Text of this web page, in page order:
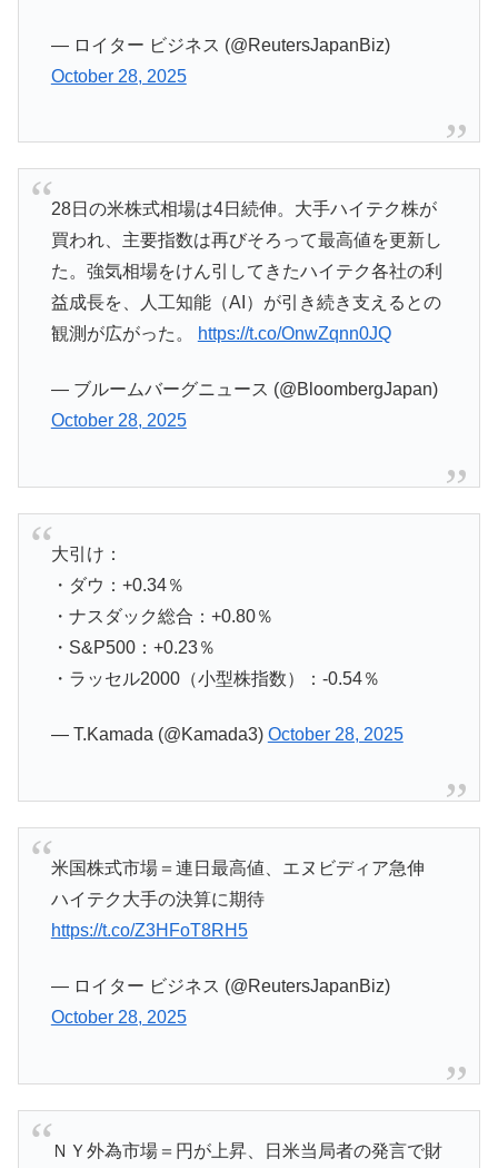
— ロイター ビジネス (@ReutersJapanBiz)
October 28, 2025
28日の米株式相場は4日続伸。大手ハイテク株が
買われ、主要指数は再びそろって最高値を更新し
た。強気相場をけん引してきたハイテク各社の利
益成長を、人工知能（AI）が引き続き支えるとの
観測が広がった。
https://t.co/OnwZqnn0JQ
— ブルームバーグニュース (@BloombergJapan)
October 28, 2025
大引け：
・ダウ：+0.34％
・ナスダック総合：+0.80％
・S&P500：+0.23％
・ラッセル2000（小型株指数）：‐0.54％
— T.Kamada (@Kamada3) October 28, 2025
米国株式市場＝連日最高値、エヌビディア急伸
ハイテク大手の決算に期待
https://t.co/Z3HFoT8RH5
— ロイター ビジネス (@ReutersJapanBiz)
October 28, 2025
ＮＹ外為市場＝円が上昇、日米当局者の発言で財